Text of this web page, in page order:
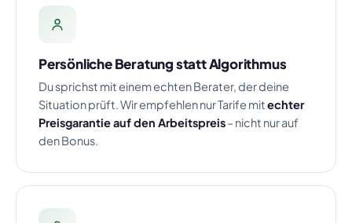
Persönliche Beratung statt Algorithmus
Du sprichst mit einem echten Berater, der deine
Situation prüft. Wir empfehlen nur Tarife mitechter
Preisgarantie auf den Arbeitspreis– nicht nur auf
den Bonus.